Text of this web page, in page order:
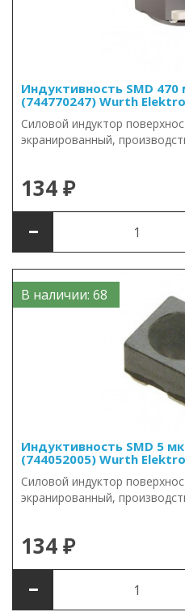
Индуктивность SMD 470
(744770247) Wurth
Силовой индуктор
экранированный,
134 ₽
В наличии: 68
Индуктивность SMD 5
(744052005) Wurth
Силовой индуктор
экранированный,
134 ₽